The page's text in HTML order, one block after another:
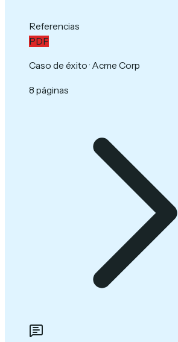
Referencias
PDF
Caso de éxito · Acme Corp
8 páginas